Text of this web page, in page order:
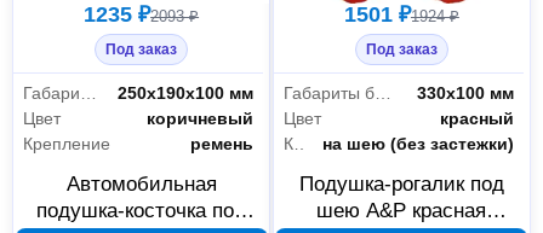
1235 ₽2093 ₽
Под заказ
250х190х100 мм
Цвет
коричневый
Крепление
ремень
Автомобильная
подушка-косточка под
1501 ₽1924 ₽
Под заказ
Габариты без упаковки
330х100 мм
Цвет
красный
Крепление
на шею (без застежки)
Подушка-рогалик под
шею A&P красная